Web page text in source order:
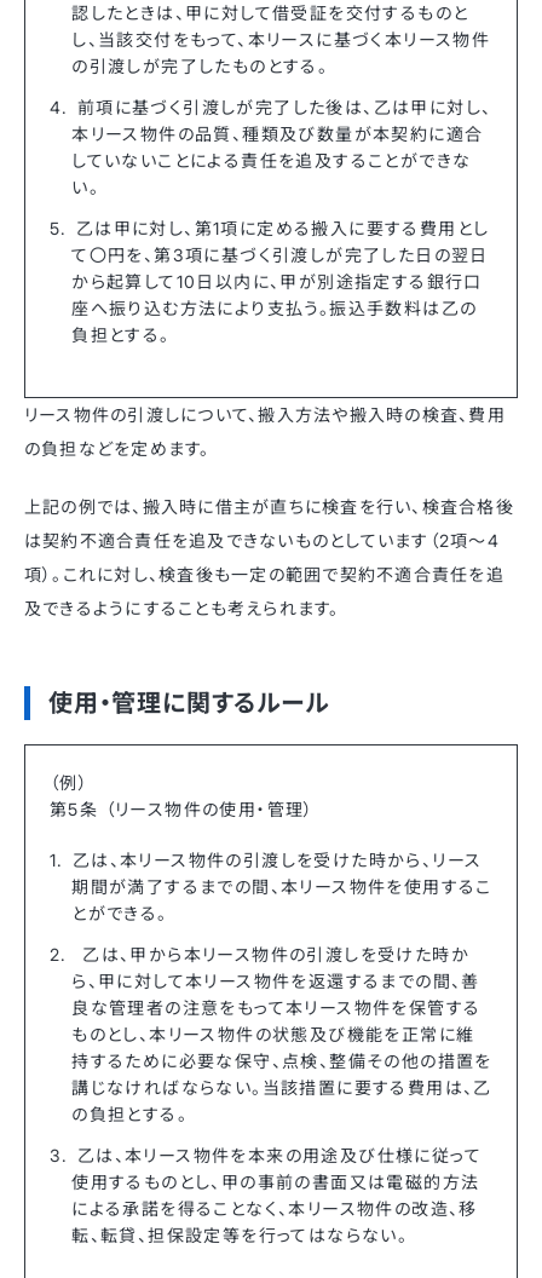
認したときは、甲に対して借受証を交付するものと
し、当該交付をもって、本リースに基づく本リース物件
の引渡しが完了したものとする。
前項に基づく引渡しが完了した後は、乙は甲に対し、
本リース物件の品質、種類及び数量が本契約に適合
していないことによる責任を追及することができな
い。
乙は甲に対し、第1項に定める搬入に要する費用とし
て〇円を、第3項に基づく引渡しが完了した日の翌日
から起算して10日以内に、甲が別途指定する銀行口
座へ振り込む方法により支払う。振込手数料は乙の
負担とする。
リース物件の引渡しについて、搬入方法や搬入時の検査、費用
の負担などを定めます。
上記の例では、搬入時に借主が直ちに検査を行い、検査合格後
は契約不適合責任を追及できないものとしています（2項～4
項）。これに対し、検査後も一定の範囲で契約不適合責任を追
及できるようにすることも考えられます。
使用・管理に関するルール
（例）
第5条 （リース物件の使用・管理）
乙は、本リース物件の引渡しを受けた時から、リース
期間が満了するまでの間、本リース物件を使用するこ
とができる。
乙は、甲から本リース物件の引渡しを受けた時か
ら、甲に対して本リース物件を返還するまでの間、善
良な管理者の注意をもって本リース物件を保管する
ものとし、本リース物件の状態及び機能を正常に維
持するために必要な保守、点検、整備その他の措置を
講じなければならない。当該措置に要する費用は、乙
の負担とする。
乙は、本リース物件を本来の用途及び仕様に従って
使用するものとし、甲の事前の書面又は電磁的方法
による承諾を得ることなく、本リース物件の改造、移
転、転貸、担保設定等を行ってはならない。